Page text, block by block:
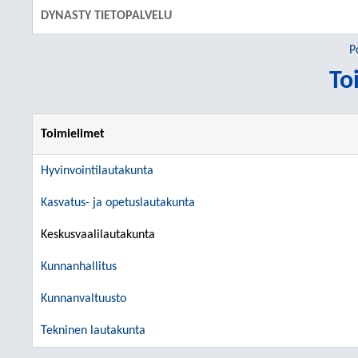
DYNASTY TIETOPALVELU
Toimielimet
Hyvinvointilautakunta
Kasvatus- ja opetuslautakunta
Keskusvaalilautakunta
Kunnanhallitus
Kunnanvaltuusto
Tekninen lautakunta